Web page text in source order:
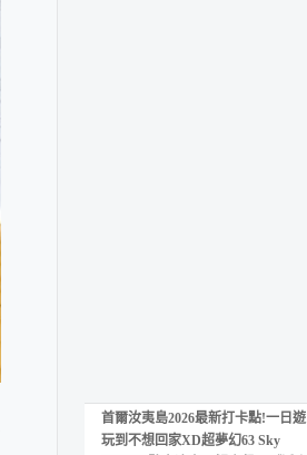
首爾汝夷島2026最新打卡點!一日遊
玩到不想回家XD超夢幻63 Sky